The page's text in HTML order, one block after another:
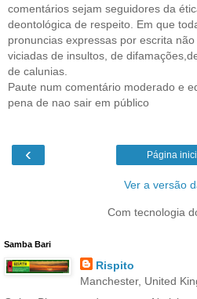
comentários sejam seguidores da
deontológica de respeito. Em que
pronuncias expressas por escrita não
viciadas de insultos, de
de calunias.
Paute num comentário moderado e
pena de nao sair em público
‹ Página
Ver a versão
Com tecnologia
Samba Bari
Rispito
Manchester, United